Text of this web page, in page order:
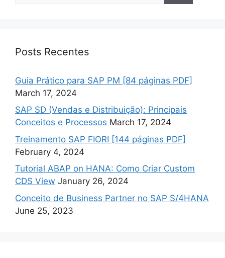
Posts Recentes
Guia Prático para SAP PM [84 páginas PDF]
March 17, 2024
SAP SD (Vendas e Distribuição): Principais
Conceitos e Processos March 17, 2024
Treinamento SAP FIORI [144 páginas PDF]
February 4, 2024
Tutorial ABAP on HANA: Como Criar Custom
CDS View January 26, 2024
Conceito de Business Partner no SAP S/4HANA
June 25, 2023